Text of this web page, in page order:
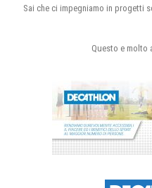
Sai che ci impegniamo in progetti
Questo e molto